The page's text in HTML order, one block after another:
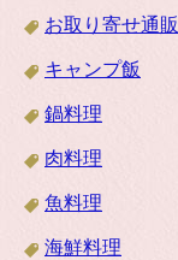
お取り寄せ通販
キャンプ飯
鍋料理
肉料理
魚料理
海鮮料理